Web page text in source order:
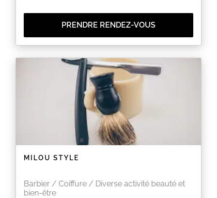
PRENDRE RENDEZ-VOUS
MILOU STYLE
Barbier / Coiffure / Diverse activité beauté et
bien-être